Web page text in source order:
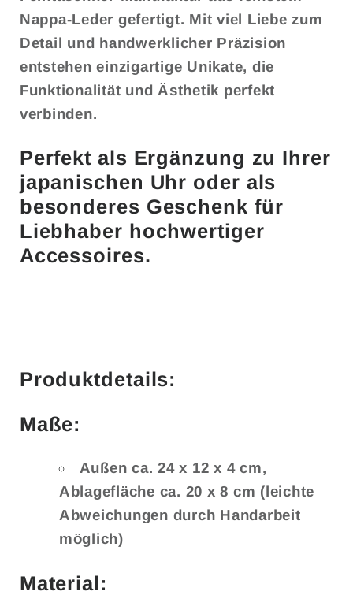
Nappa-Leder gefertigt. Mit viel Liebe zum
Detail und handwerklicher Präzision
entstehen einzigartige Unikate, die
Funktionalität und Ästhetik perfekt
verbinden.
Perfekt als Ergänzung zu Ihrer
japanischen Uhr oder als
besonderes Geschenk für
Liebhaber hochwertiger
Accessoires.
Produktdetails:
Maße:
Außen ca. 24 x 12 x 4 cm,
Ablagefläche ca. 20 x 8 cm (leichte
Abweichungen durch Handarbeit
möglich)
Material: